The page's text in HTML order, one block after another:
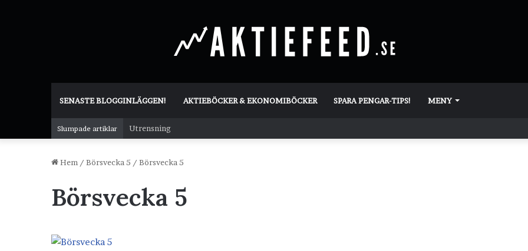
SENASTE BLOGGINLÄGGEN! AKTIEBÖCKER & EKONOMIBÖCKER SPARA PENGAR-TIPS! MENY
Slumpade artiklar Utrensning
Hem / Börsvecka 5 / Börsvecka 5
Börsvecka 5